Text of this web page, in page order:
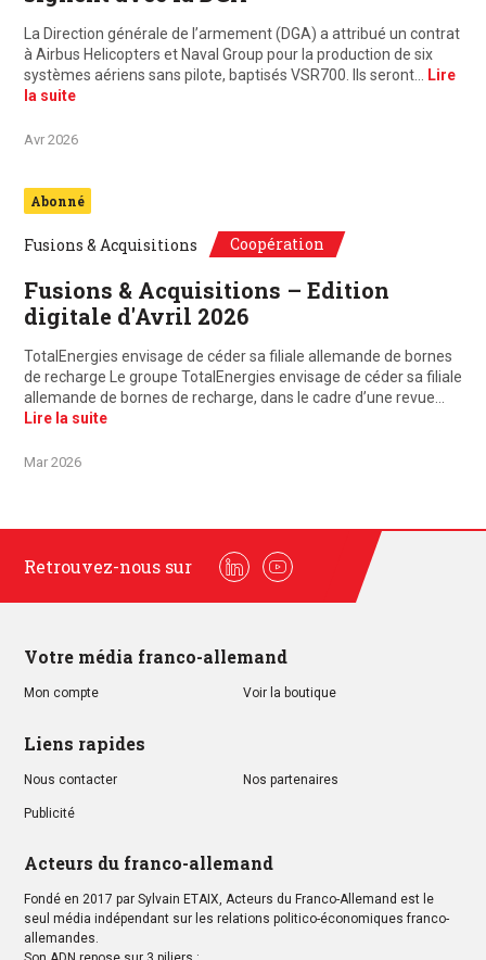
La Direction générale de l’armement (DGA) a attribué un contrat
à Airbus Helicopters et Naval Group pour la production de six
systèmes aériens sans pilote, baptisés VSR700. Ils seront…
Lire
la suite
Avr 2026
Abonné
Fusions & Acquisitions Coopération
Fusions & Acquisitions – Edition
digitale d'Avril 2026
TotalEnergies envisage de céder sa filiale allemande de bornes
de recharge Le groupe TotalEnergies envisage de céder sa filiale
allemande de bornes de recharge, dans le cadre d’une revue…
Lire la suite
Mar 2026
Retrouvez-nous sur
LinkedinYoutube
Votre média franco-allemand
Mon compte Voir la boutique
Liens rapides
Nous contacter Nos partenaires
Publicité
Acteurs du franco-allemand
Fondé en 2017 par Sylvain ETAIX, Acteurs du Franco-Allemand est le
seul média indépendant sur les relations politico-économiques franco-
allemandes.